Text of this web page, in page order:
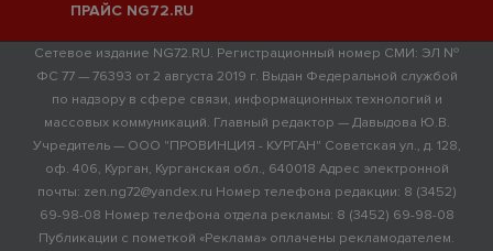
ПРАЙС NG72.RU
Сетевое издание NG72.RU. Регистрационный номер СМИ: ЭЛ №
ФС 77 — 76393 от 2 августа 2019 г. Выдан Федеральной службой
по надзору в сфере связи, информационных технологий и
массовых коммуникаций. Главный редактор — Давыдова Ю.В.
Учредитель — ООО "ПРОВИНЦИЯ - КУРГАН" Советская ул., д. 128,
оф. 406, Курган, Курганская обл., 640018 Адрес электронной
почты: zen.ng72@yandex.ru Номер телефона редакции: 8 (3452)
69-98-08 Номер телефона отдела рекламы: 8 (3452) 69-98-08
Публикации с пометкой «Реклама» оплачены рекламодателем.